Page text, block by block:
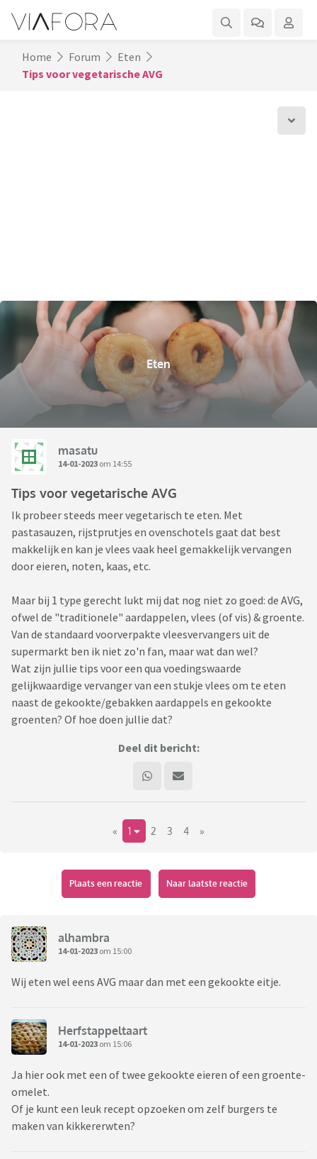
Home Forum
Eten
Tips voor vegetarische AVG
Eten
masatu
14-01-2023 om 14:55
Tips voor vegetarische AVG
Ik probeer steeds meer vegetarisch te eten. Met
pastasauzen, rijstprutjes en ovenschotels gaat dat best
makkelijk en kan je vlees vaak heel gemakkelijk vervangen
door eieren, noten, kaas, etc.
Maar bij 1 type gerecht lukt mij dat nog niet zo goed: de AVG,
ofwel de "traditionele" aardappelen, vlees (of vis) & groente.
Van de standaard voorverpakte vleesvervangers uit de
supermarkt ben ik niet zo'n fan, maar wat dan wel?
Wat zijn jullie tips voor een qua voedingswaarde
gelijkwaardige vervanger van een stukje vlees om te eten
naast de gekookte/gebakken aardappels en gekookte
groenten? Of hoe doen jullie dat?
Deel dit bericht:
« 1 2 3 4 »
Plaats een reactie Naar laatste reactie
alhambra
14-01-2023 om 15:00
Wij eten wel eens AVG maar dan met een gekookte eitje.
Herfstappeltaart
14-01-2023 om 15:06
Ja hier ook met een of twee gekookte eieren of een groente-
omelet.
Of je kunt een leuk recept opzoeken om zelf burgers te
maken van kikkererwten?